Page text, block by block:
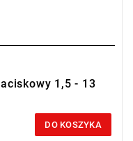
1,5 - 13
DO KOSZYKA